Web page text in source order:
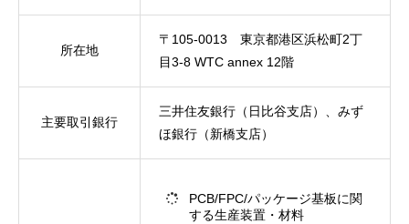
所在地
〒105-0013 東京都港区浜松町2丁
目3-8 WTC annex 12階
主要取引銀行
三井住友銀行（日比谷支店）、みず
ほ銀行（新橋支店）
PCB/FPC/パッケージ基板に関
する生産装置・材料